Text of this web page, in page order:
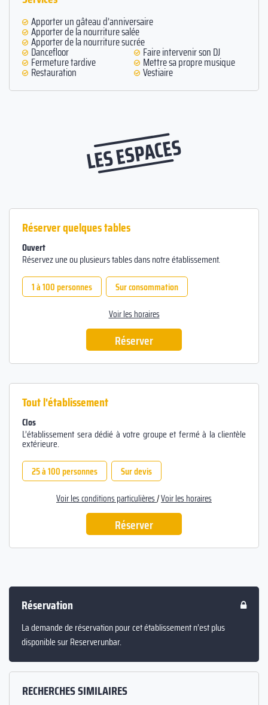
Apporter un gâteau d’anniversaire
Apporter de la nourriture salée
Apporter de la nourriture sucrée
Dancefloor Faire intervenir son DJ
Fermeture tardive Mettre sa propre musique
Restauration Vestiaire
LES ESPACES
Réserver quelques tables
Ouvert
Réservez une ou plusieurs tables dans notre établissement.
1 à 100 personnes
Sur consommation
Voir les horaires
Réserver
Tout l'établissement
Clos
L’établissement sera dédié à votre groupe et fermé à la clientèle
extérieure.
25 à 100 personnes
Sur devis
Voir les conditions particulières/Voir les horaires
Réserver
Réservation
La demande de réservation pour cet établissement n’est plus
disponible sur Reserverunbar.
RECHERCHES SIMILAIRES